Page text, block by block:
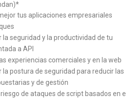
tus aplicaciones empresariales
la seguridad y la productividad de tu
a API
experiencias comerciales y en la web
la postura de seguridad para reducir las
y de gestión
de ataques de script basados en el